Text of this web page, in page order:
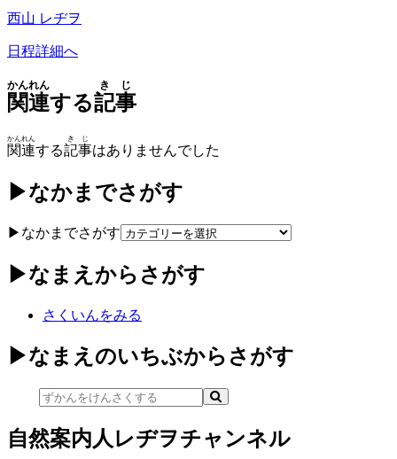
西山 レヂヲ
日程詳細へ
関連
かんれん
する記事
きじ
関連
かんれん
する記事
きじ
はありませんでした
▶なかまでさがす
▶なかまでさがす
▶なまえからさがす
さくいんをみる
▶なまえのいちぶからさがす
自然案内人レヂヲチャンネル